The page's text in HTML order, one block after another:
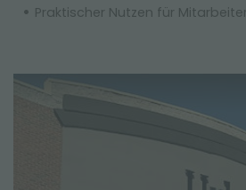
Praktischer Nutzen für Mitarbeiter